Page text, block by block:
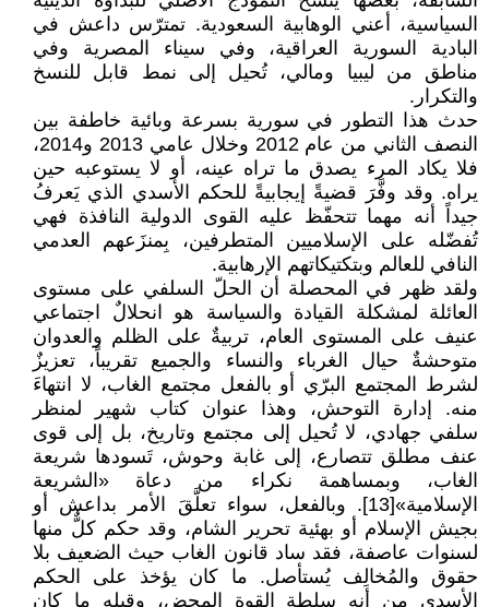
السياسية، أعني الوهابية السعودية. تمترّس داعش في
البادية السورية العراقية، وفي سيناء المصرية وفي
مناطق من ليبيا ومالي، تُحيل إلى نمط قابل للنسخ
والتكرار.
حدث هذا التطور في سورية بسرعة وبائية خاطفة بين
النصف الثاني من عام 2012 وخلال عامي 2013 و2014،
فلا يكاد المرء يصدق ما تراه عينه، أو لا يستوعبه حين
يراه. وقد وفَّرَ قضيةً إيجابيةً للحكم الأسدي الذي يَعرفُ
جيداً أنه مهما تتحفّظ عليه القوى الدولية النافذة فهي
تُفضّله على الإسلاميين المتطرفين، بِمنزَعهم العدمي
النافي للعالم وبتكتيكاتهم الإرهابية.
ولقد ظهر في المحصلة أن الحلّ السلفي على مستوى
العائلة لمشكلة القيادة والسياسة هو انحلالٌ اجتماعي
عنيف على المستوى العام، تربيةٌ على الظلم والعدوان
متوحشةٌ حيال الغرباء والنساء والجميع تقريباً، تعزيزٌ
لشرط المجتمع البرّي أو بالفعل مجتمع الغاب، لا انتهاءَ
منه. إدارة التوحش، وهذا عنوان كتاب شهير لمنظر
سلفي جهادي، لا تُحيل إلى مجتمع وتاريخ، بل إلى قوى
عنف مطلق تتصارع، إلى غابة وحوش، تَسودها شريعة
الغاب، وبمساهمة نكراء من دعاة «الشريعة
الإسلامية»[13]. وبالفعل، سواء تعلَّقَ الأمر بداعش أو
بجيش الإسلام أو بهئية تحرير الشام، وقد حكم كلٌّ منها
لسنوات عاصفة، فقد ساد قانون الغاب حيث الضعيف بلا
حقوق والمُخالِف يُستأصل. ما كان يؤخذ على الحكم
الأسدي من أنه سلطة القوة المحض، وقبله ما كان